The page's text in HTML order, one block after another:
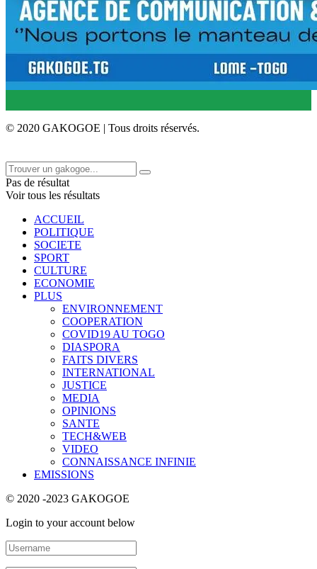
© 2020 GAKOGOE | Tous droits réservés.
Pas de résultat
Voir tous les résultats
ACCUEIL
POLITIQUE
SOCIETE
SPORT
CULTURE
ECONOMIE
PLUS
ENVIRONNEMENT
COOPERATION
COVID19 AU TOGO
DIASPORA
FAITS DIVERS
INTERNATIONAL
JUSTICE
MEDIA
OPINIONS
SANTE
TECH&WEB
VIDEO
CONNAISSANCE INFINIE
EMISSIONS
© 2020 -2023 GAKOGOE
Login to your account below